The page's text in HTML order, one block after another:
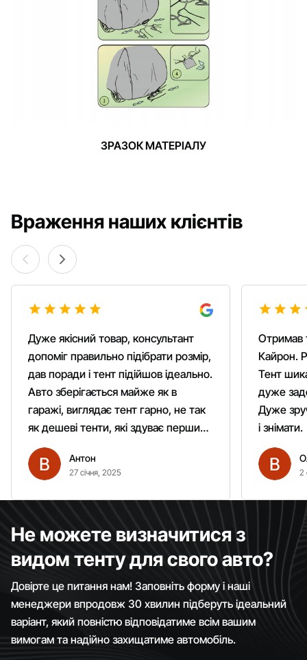
ЗРАЗОК МАТЕРІАЛУ
Враження наших клієнтів
Дуже якісний товар, консультант
допоміг правильно підібрати розмір,
дав поради і тент підійшов ідеально.
Авто зберігається майже як в
гаражі, виглядає тент гарно, не так
як дешеві тенти, які здуває першим
вітром. Гарно кріпиться.
Рекомендую однозначно!
Антон
27 січня, 2025
Отримав
Кайрон.
Тент
дуже
Дуже
і знімати.
2
Не можете визначитися з
видом тенту для свого авто?
Довірте це питання нам! Заповніть форму і наші
менеджери впродовж 30 хвилин підберуть ідеальний
варіант, який повністю відповідатиме всім вашим
вимогам та надійно захищатиме автомобіль.